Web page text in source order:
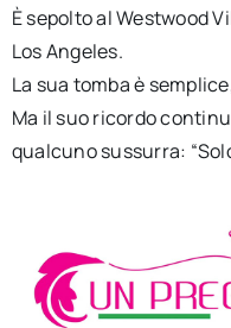
È sepolto al Westwood
Los Angeles.
La sua tomba è
Ma il suo ricordo
qualcuno sussurra: